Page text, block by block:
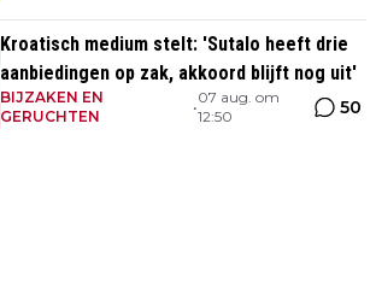
Kroatisch medium stelt: 'Sutalo heeft drie
aanbiedingen op zak, akkoord blijft nog uit'
BIJZAKEN EN
GERUCHTEN
•
07 aug. om
12:50
50